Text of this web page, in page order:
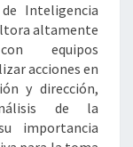
Inteligencia
altamente
equipos
acciones en
y dirección,
de la
importancia